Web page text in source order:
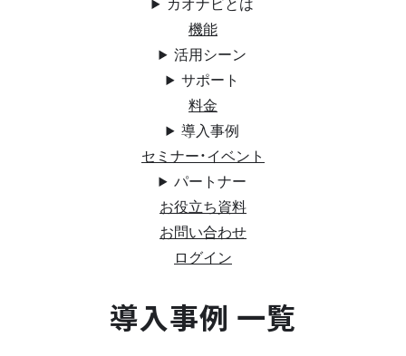
機能
活用シーン
サポート
料金
導入事例
セミナー・イベント
パートナー
お役立ち資料
お問い合わせ
ログイン
導入事例 一覧